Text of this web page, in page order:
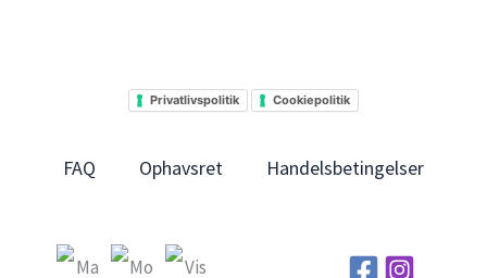
Privatlivspolitik Cookiepolitik
FAQ Ophavsret Handelsbetingelser